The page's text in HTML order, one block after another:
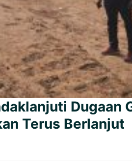
Dugaan
Terus Berlanjut